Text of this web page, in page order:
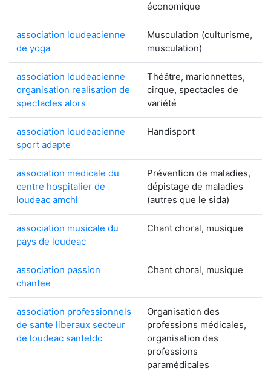
économique
association loudeacienne
de yoga
Musculation (culturisme,
musculation)
association loudeacienne
organisation realisation de
spectacles alors
Théâtre, marionnettes,
cirque, spectacles de
variété
association loudeacienne
sport adapte
Handisport
association medicale du
centre hospitalier de
loudeac amchl
Prévention de maladies,
dépistage de maladies
(autres que le sida)
association musicale du
pays de loudeac
Chant choral, musique
association passion
chantee
Chant choral, musique
association professionnels
de sante liberaux secteur
de loudeac santeldc
Organisation des
professions médicales,
organisation des
professions
paramédicales